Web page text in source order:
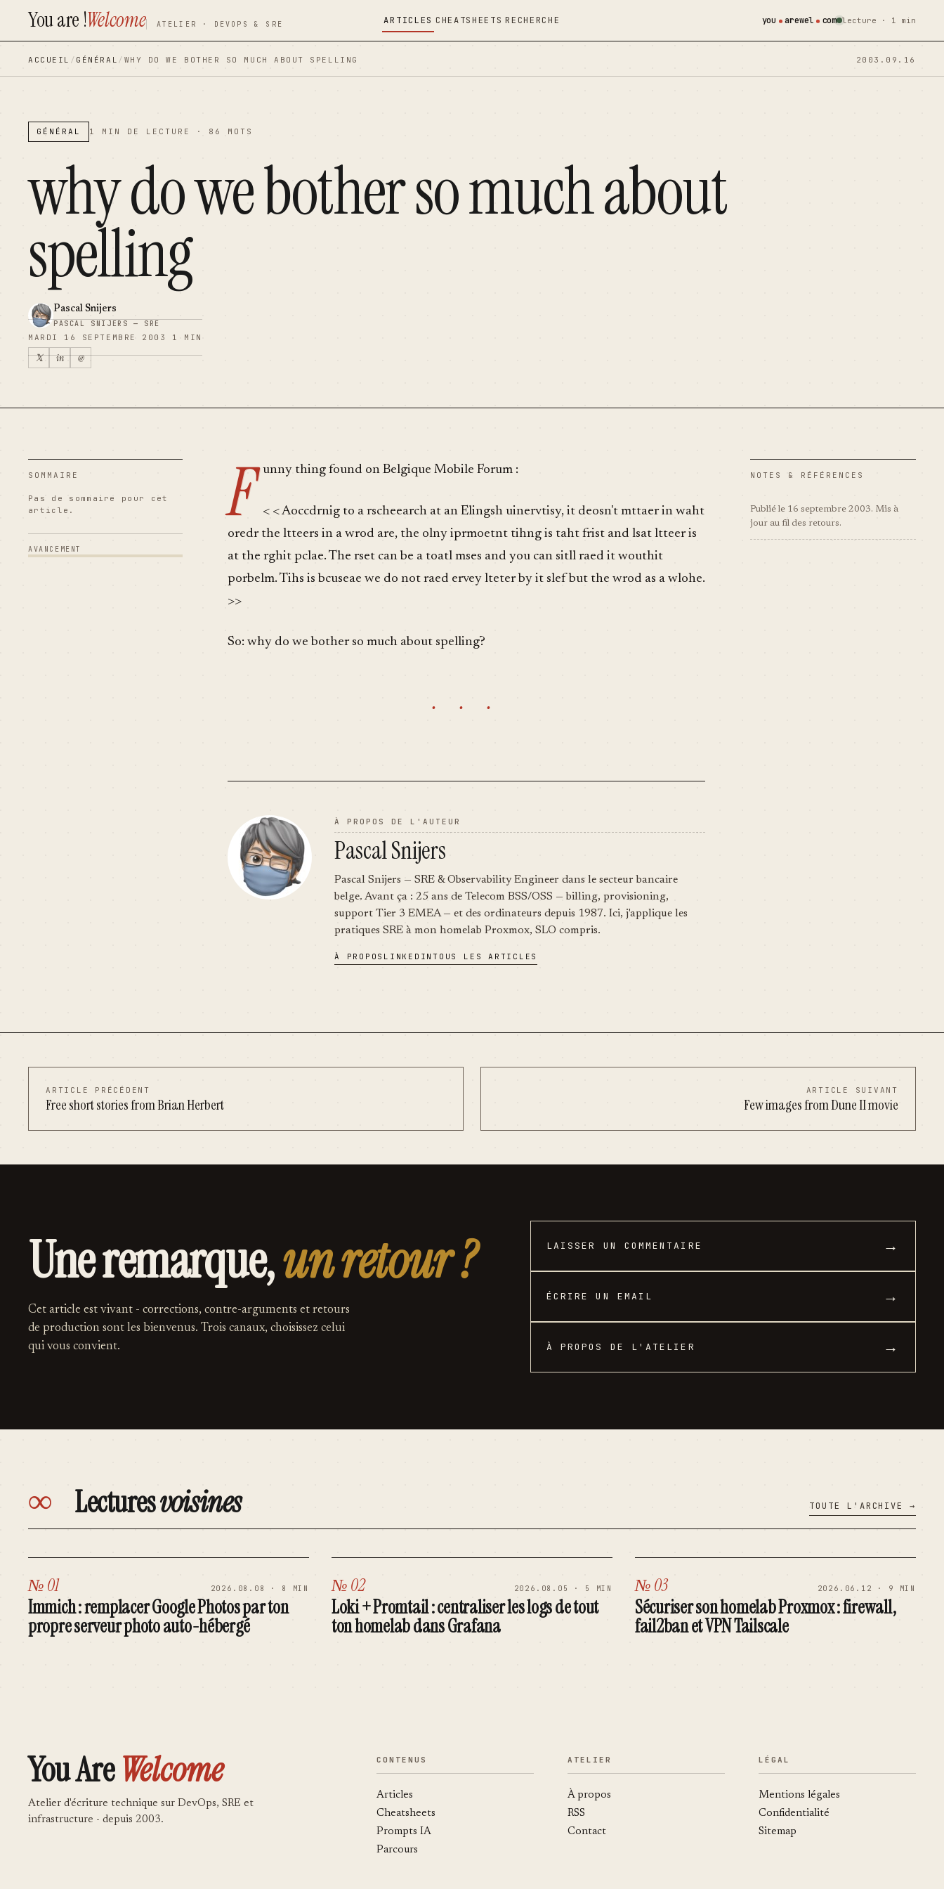
contenu
principal
contenu
principal
You are !Welcome ATELIER · DEVOPS & SRE ARTICLES CHEATSHEETS RECHERCHE you arewel com lecture · 1 min
ACCUEIL / GÉNÉRAL / WHY DO WE BOTHER SO MUCH ABOUT SPELLING 2003.09.16
GÉNÉRAL 1 MIN DE LECTURE · 86 MOTS
why do we bother so much about
spelling
Pascal Snijers
PASCAL SNIJERS — SRE
MARDI 16 SEPTEMBRE 2003 1 MIN
𝕏 in @
SOMMAIRE
Pas de sommaire pour cet
article.
AVANCEMENT
F unny thing found on Belgique Mobile Forum :
< < Aoccdrnig to a rscheearch at an Elingsh uinervtisy, it deosn't mttaer in waht
oredr the ltteers in a wrod are, the olny iprmoetnt tihng is taht frist and lsat ltteer is
at the rghit pclae. The rset can be a toatl mses and you can sitll raed it wouthit
porbelm. Tihs is bcuseae we do not raed ervey lteter by it slef but the wrod as a wlohe.
>>
So: why do we bother so much about spelling?
· · ·
À PROPOS DE L'AUTEUR
Pascal Snijers
Pascal Snijers — SRE & Observability Engineer dans le secteur bancaire
belge. Avant ça : 25 ans de Telecom BSS/OSS — billing, provisioning,
support Tier 3 EMEA — et des ordinateurs depuis 1987. Ici, j'applique les
pratiques SRE à mon homelab Proxmox, SLO compris.
À PROPOS LINKEDINTOUS LES ARTICLES
NOTES & RÉFÉRENCES
Publié le 16 septembre 2003. Mis à
jour au fil des retours.
ARTICLE PRÉCÉDENT
Free short stories from Brian Herbert
ARTICLE SUIVANT
Few images from Dune II movie
Une remarque,un retour ?
Cet article est vivant - corrections, contre-arguments et retours
de production sont les bienvenus. Trois canaux, choisissez celui
qui vous convient.
LAISSER UN COMMENTAIRE →
ÉCRIRE UN EMAIL →
À PROPOS DE L'ATELIER →
∞ Lecturesvoisines TOUTE L'ARCHIVE →
№ 01 2026.08.08 · 8 MIN
Immich : remplacer Google Photos par ton
propre serveur photo auto-hébergé
№ 02 2026.08.05 · 5 MIN
Loki + Promtail : centraliser les logs de tout
ton homelab dans Grafana
№ 03 2026.06.12 · 9 MIN
Sécuriser son homelab Proxmox : firewall,
fail2ban et VPN Tailscale
You AreWelcome
Atelier d'écriture technique sur DevOps, SRE et
infrastructure - depuis 2003.
CONTENUS
Articles
Cheatsheets
Prompts IA
Parcours
ATELIER
À propos
RSS
Contact
LÉGAL
Mentions légales
Confidentialité
Sitemap